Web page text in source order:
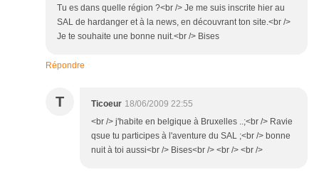
Tu es dans quelle région ?<br /> Je me suis inscrite hier au
SAL de hardanger et à la news, en découvrant ton site.<br />
Je te souhaite une bonne nuit.<br /> Bises
Répondre
T Ticoeur 18/06/2009 22:55
<br /> j'habite en belgique à Bruxelles ..;<br /> Ravie
qsue tu participes à l'aventure du SAL ;<br /> bonne
nuit à toi aussi<br /> Bises<br /> <br /> <br />